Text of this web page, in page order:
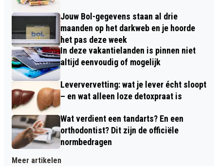
Jouw Bol-gegevens staan al drie
maanden op het darkweb en je hoorde
het pas deze week
In deze vakantielanden is pinnen niet
altijd eenvoudig of mogelijk
Leververvetting: wat je lever écht sloopt
– en wat alleen loze detoxpraat is
Wat verdient een tandarts? En een
orthodontist? Dit zijn de officiële
normbedragen
Meer artikelen